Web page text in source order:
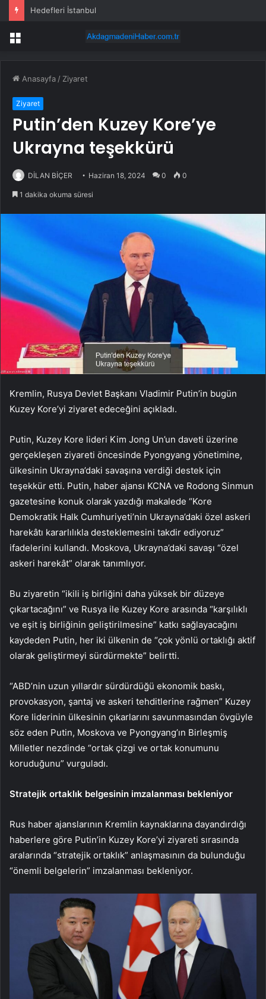
Hedefleri İstanbul
Menü
Anasayfa / Ziyaret
Ziyaret
Putin’den Kuzey Kore’ye
Ukrayna teşekkürü
DİLAN BİÇER Haziran 18, 2024 0 0
1 dakika okuma süresi
Kremlin, Rusya Devlet Başkanı Vladimir Putin’in bugün
Kuzey Kore’yi ziyaret edeceğini açıkladı.
Putin, Kuzey Kore lideri Kim Jong Un’un daveti üzerine
gerçekleşen ziyareti öncesinde Pyongyang yönetimine,
ülkesinin Ukrayna’daki savaşına verdiği destek için
teşekkür etti. Putin, haber ajansı KCNA ve Rodong Sinmun
gazetesine konuk olarak yazdığı makalede “Kore
Demokratik Halk Cumhuriyeti’nin Ukrayna’daki özel askeri
harekâtı kararlılıkla desteklemesini takdir ediyoruz”
ifadelerini kullandı. Moskova, Ukrayna’daki savaşı “özel
askeri harekât” olarak tanımlıyor.
Bu ziyaretin “ikili iş birliğini daha yüksek bir düzeye
çıkartacağını” ve Rusya ile Kuzey Kore arasında “karşılıklı
ve eşit iş birliğinin geliştirilmesine” katkı sağlayacağını
kaydeden Putin, her iki ülkenin de “çok yönlü ortaklığı aktif
olarak geliştirmeyi sürdürmekte” belirtti.
“ABD’nin uzun yıllardır sürdürdüğü ekonomik baskı,
provokasyon, şantaj ve askeri tehditlerine rağmen” Kuzey
Kore liderinin ülkesinin çıkarlarını savunmasından övgüyle
söz eden Putin, Moskova ve Pyongyang’ın Birleşmiş
Milletler nezdinde “ortak çizgi ve ortak konumunu
koruduğunu” vurguladı.
Stratejik ortaklık belgesinin imzalanması bekleniyor
Rus haber ajanslarının Kremlin kaynaklarına dayandırdığı
haberlere göre Putin’in Kuzey Kore’yi ziyareti sırasında
aralarında “stratejik ortaklık” anlaşmasının da bulunduğu
“önemli belgelerin” imzalanması bekleniyor.